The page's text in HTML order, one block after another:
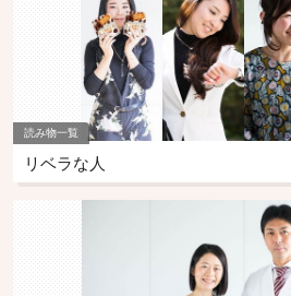
読み物一覧
リベラな人